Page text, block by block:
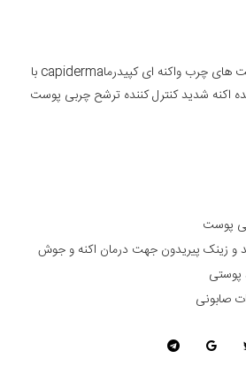
فروش ژل شست و شوی پوست های چرب واکنه ای کپیدرماcapiderma با
کننده اکنه شدید کنترل کننده ترشح چربی پوست
پوست
و زینک پیریدون جهت درمان اکنه و جوش
پوستی
صابونی